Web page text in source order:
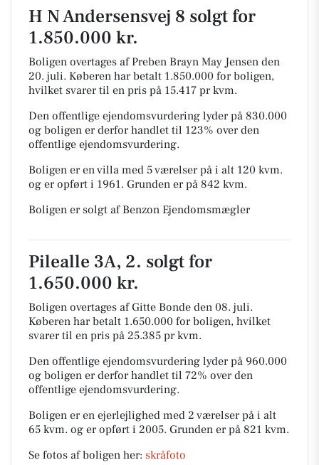
H N Andersensvej 8 solgt for
1.850.000 kr.
Boligen overtages af Preben Brayn May Jensen den
20. juli. Køberen har betalt 1.850.000 for boligen,
hvilket svarer til en pris på 15.417 pr kvm.
Den offentlige ejendomsvurdering lyder på 830.000
og boligen er derfor handlet til 123% over den
offentlige ejendomsvurdering.
Boligen er en villa med 5 værelser på i alt 120 kvm.
og er opført i 1961. Grunden er på 842 kvm.
Boligen er solgt af Benzon Ejendomsmægler
Pilealle 3A, 2. solgt for
1.650.000 kr.
Boligen overtages af Gitte Bonde den 08. juli.
Køberen har betalt 1.650.000 for boligen, hvilket
svarer til en pris på 25.385 pr kvm.
Den offentlige ejendomsvurdering lyder på 960.000
og boligen er derfor handlet til 72% over den
offentlige ejendomsvurdering.
Boligen er en ejerlejlighed med 2 værelser på i alt
65 kvm. og er opført i 2005. Grunden er på 821 kvm.
Se fotos af boligen her: skråfoto